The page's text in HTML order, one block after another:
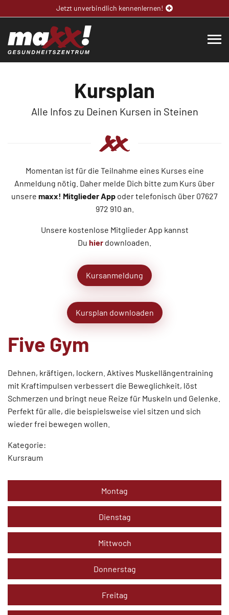
Jetzt unverbindlich kennenlernen!
Kursplan
Alle Infos zu Deinen Kursen in Steinen
Momentan ist für die Teilnahme eines Kurses eine
Anmeldung nötig. Daher melde Dich bitte zum Kurs über
unsere maxx! Mitglieder App oder telefonisch über 07627
972 910 an.
Unsere kostenlose Mitglieder App kannst
Du hier downloaden.
Kursanmeldung
Kursplan downloaden
Five Gym
Dehnen, kräftigen, lockern. Aktives Muskellängentraining
mit Kraftimpulsen verbessert die Beweglichkeit, löst
Schmerzen und bringt neue Reize für Muskeln und Gelenke.
Perfekt für alle, die beispielsweise viel sitzen und sich
wieder frei bewegen wollen.
Kategorie:
Kursraum
Montag
Dienstag
Mittwoch
Donnerstag
Freitag